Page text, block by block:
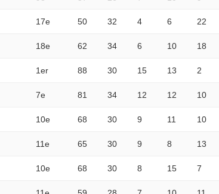
17e 50 32 4 6 22
18e 62 34 6 10 18
1er 88 30 15 13 2
7e 81 34 12 12 10
10e 68 30 9 11 10
11e 65 30 9 8 13
10e 68 30 8 15 7